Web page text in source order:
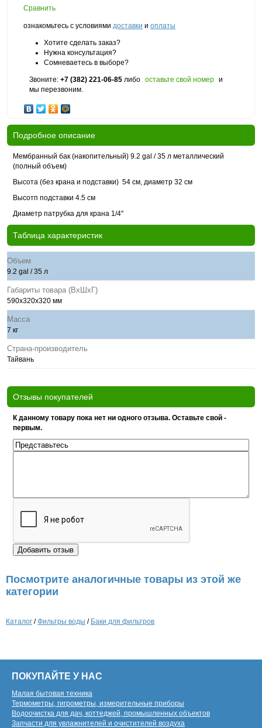
Сравнить
ознакомьтесь с условиями доставки и оплаты
Хотите сделать заказ?
Нужна консультация?
Сомневаетесь в выборе?
Звоните: +7 (382) 221-06-85 либо оставьте свой номер и
мы перезвоним.
Подробное описание
Мембранный бак (накопительный) 9.2 gal / 35 л металлический
(полный объем)
Высота (без крана и подставки) 54 см, диаметр 32 см
Высотп подставки 4.5 см
Диаметр патрубка для крана 1/4"
Таблица характеристик
Объем
9.2 gal / 35 л
Габариты товара (ВхШхГ)
590x320x320 мм
Масса
7 кг
Страна-производитель
Тайвань
Отзывы покупателей
К данному товару пока нет ни одного отзыва. Оставьте свой -
первым.
Посмотрите аналогичные товары из этой же
категории
Каталог /Фильтры воды / Баки для фильтров
ПОКУПАЙТЕ У НАС
Малая бытовая техника
Термометры, гигрометры, измерительные приборы
Водоочистка для дач, коттеджей, промышленных объектов
Запчасти для увлажнителей и очистителей воздуха